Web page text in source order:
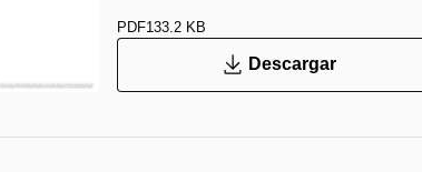
PDF133.2 KB
Descargar